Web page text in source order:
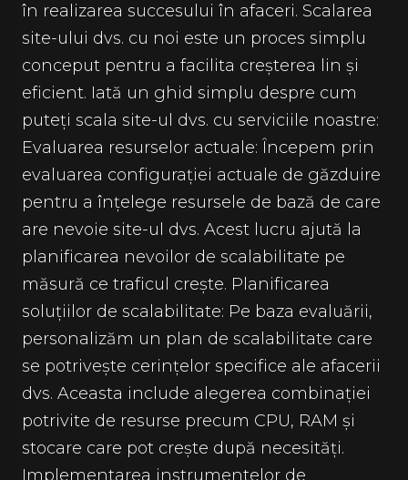
în realizarea succesului în afaceri. Scalarea
site-ului dvs. cu noi este un proces simplu
conceput pentru a facilita creșterea lin și
eficient. Iată un ghid simplu despre cum
puteți scala site-ul dvs. cu serviciile noastre:
Evaluarea resurselor actuale: Începem prin
evaluarea configurației actuale de găzduire
pentru a înțelege resursele de bază de care
are nevoie site-ul dvs. Acest lucru ajută la
planificarea nevoilor de scalabilitate pe
măsură ce traficul crește. Planificarea
soluțiilor de scalabilitate: Pe baza evaluării,
personalizăm un plan de scalabilitate care
se potrivește cerințelor specifice ale afacerii
dvs. Aceasta include alegerea combinației
potrivite de resurse precum CPU, RAM și
stocare care pot crește după necesități.
Implementarea instrumentelor de